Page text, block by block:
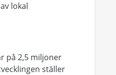
lokal
på 2,5 miljoner
ställer